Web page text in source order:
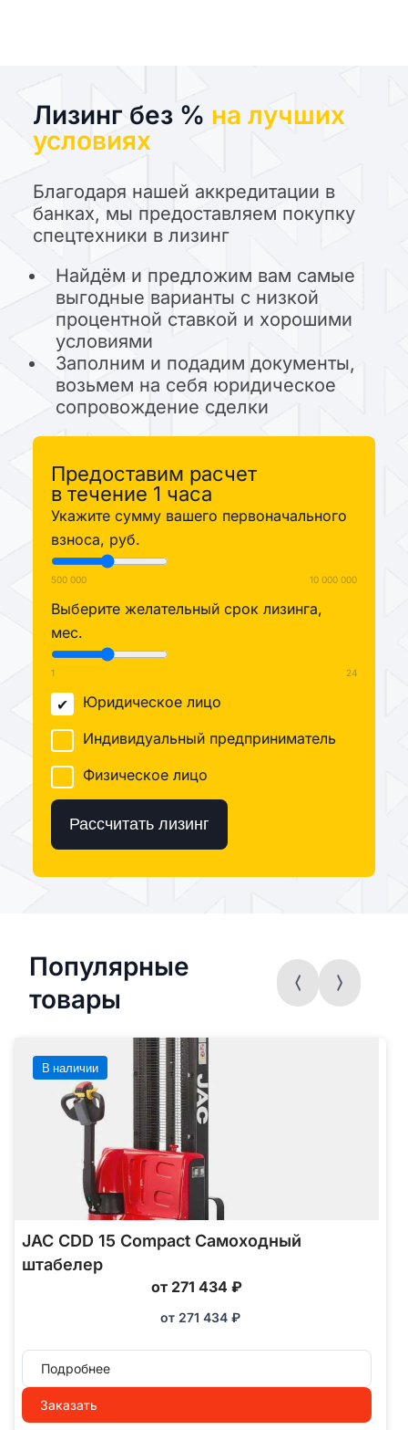
Лизинг без % на лучших
условиях
Благодаря нашей аккредитации в
банках, мы предоставляем покупку
спецтехники в лизинг
Найдём и предложим вам самые
выгодные варианты с низкой
процентной ставкой и хорошими
условиями
Заполним и подадим документы,
возьмем на себя юридическое
сопровождение сделки
Предоставим расчет
в течение 1 часа
Укажите сумму вашего первоначального
взноса, руб.
500 000 10 000 000
Выберите желательный срок лизинга,
мес.
1 24
Юридическое лицо
Индивидуальный предприниматель
Физическое лицо
Рассчитать лизинг
Популярные
товары
В наличии
JAC CDD 15 Compact Самоходный
штабелер
от 271 434 ₽
от 271 434 ₽
Подробнее
Заказать